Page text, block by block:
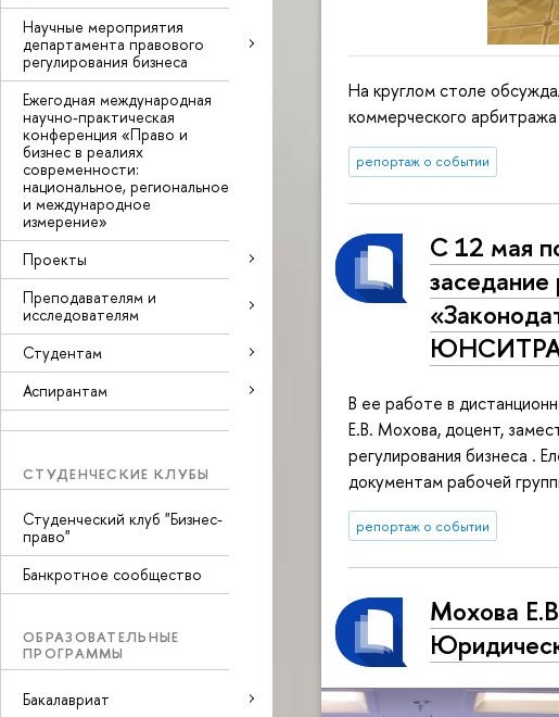
Научные мероприятия
департамента правового
регулирования бизнеса
Ежегодная международная
научно-практическая
конференция «Право и
бизнес в реалиях
современности:
национальное, региональное
и международное
измерение»
Проекты
Преподавателям и
исследователям
Студентам
Аспирантам
СТУДЕНЧЕСКИЕ КЛУБЫ
Студенческий клуб "Бизнес-
право"
Банкротное сообщество
ОБРАЗОВАТЕЛЬНЫЕ
ПРОГРАММЫ
Бакалавриат
На круглом столе
коммерческого
репортаж о событии
С 12 мая
В ее работе в
Е.В. Мохова, доцент,
регулирования бизнеса .
документам рабочей
репортаж о событии
Мохова